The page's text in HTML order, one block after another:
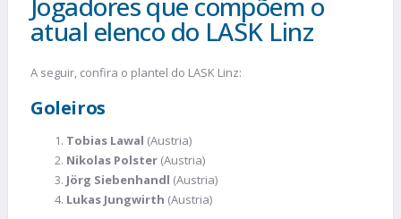
atual elenco do LASK Linz
A seguir, confira o plantel do LASK Linz:
Goleiros
Tobias Lawal (Austria)
Nikolas Polster (Austria)
Jörg Siebenhandl (Austria)
Lukas Jungwirth (Austria)